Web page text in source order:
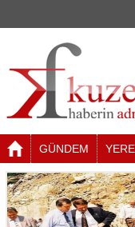
GÜNDEM